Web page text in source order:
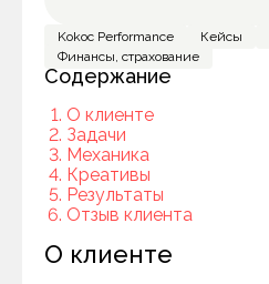
Kokoc Performance Кейсы
Финансы, страхование
Содержание
О клиенте
Задачи
Механика
Креативы
Результаты
Отзыв клиента
О клиенте